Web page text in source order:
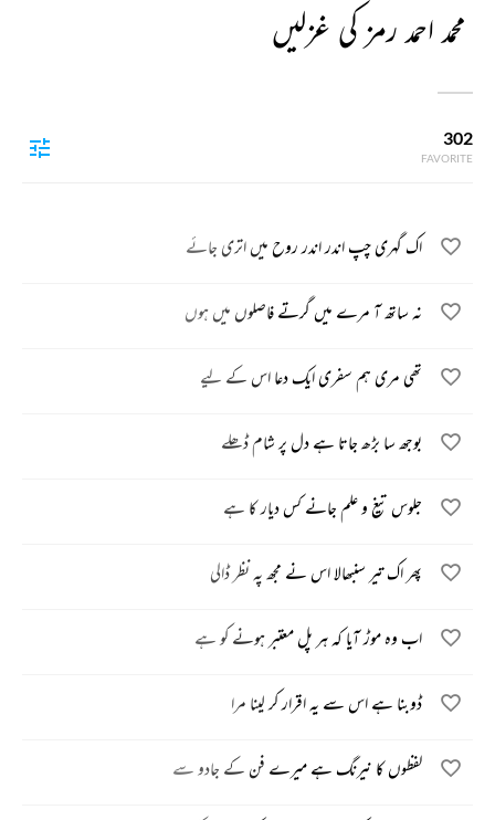
محمد احمد رمز کی غزلیں
302
FAVORITE
اک گہری چپ اندر اندر روح میں اتری جائے
نہ ساتھ آ مرے میں گرتے فاصلوں میں ہوں
تھی مری ہم سفری ایک دعا اس کے لیے
بوجھ سا بڑھ جاتا ہے دل پر شام ڈھلے
جلوس تیغ و علم جانے کس دیار کا ہے
پھر اک تیر سنبھالا اس نے مجھ پہ نظر ڈالی
اب وہ موڑ آیا کہ ہر پل معتبر ہونے کو ہے
ڈوبنا ہے اس سے یہ اقرار کر لینا مرا
لفظوں کا نیرنگ ہے میرے فن کے جادو سے